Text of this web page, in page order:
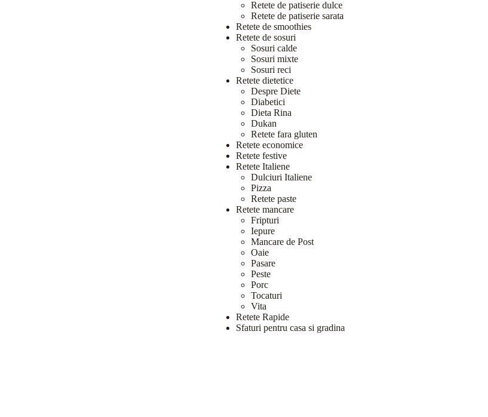
Retete de patiserie dulce
Retete de patiserie sarata
Retete de smoothies
Retete de sosuri
Sosuri calde
Sosuri mixte
Sosuri reci
Retete dietetice
Despre Diete
Diabetici
Dieta Rina
Dukan
Retete fara gluten
Retete economice
Retete festive
Retete Italiene
Dulciuri Italiene
Pizza
Retete paste
Retete mancare
Fripturi
Iepure
Mancare de Post
Oaie
Pasare
Peste
Porc
Tocaturi
Vita
Retete Rapide
Sfaturi pentru casa si gradina